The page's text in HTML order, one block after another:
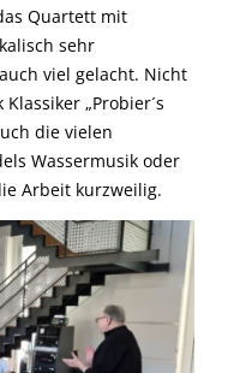
Quartett mit
sehr
viel gelacht. Nicht
„Probier´s
die vielen
Wassermusik oder
Arbeit kurzweilig.